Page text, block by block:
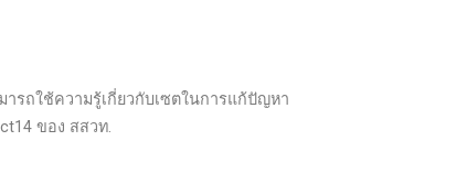
รถใช้ความรู้เกี่ยวกับเซตในการแก้ปัญหา
ของ สสวท.